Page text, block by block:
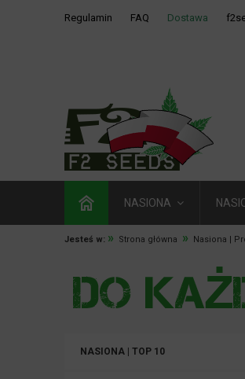
Regulamin FAQ Dostawa
NASIONA
Jesteś w: » Strona główna » Nasiona |
NASIONA | TOP 10